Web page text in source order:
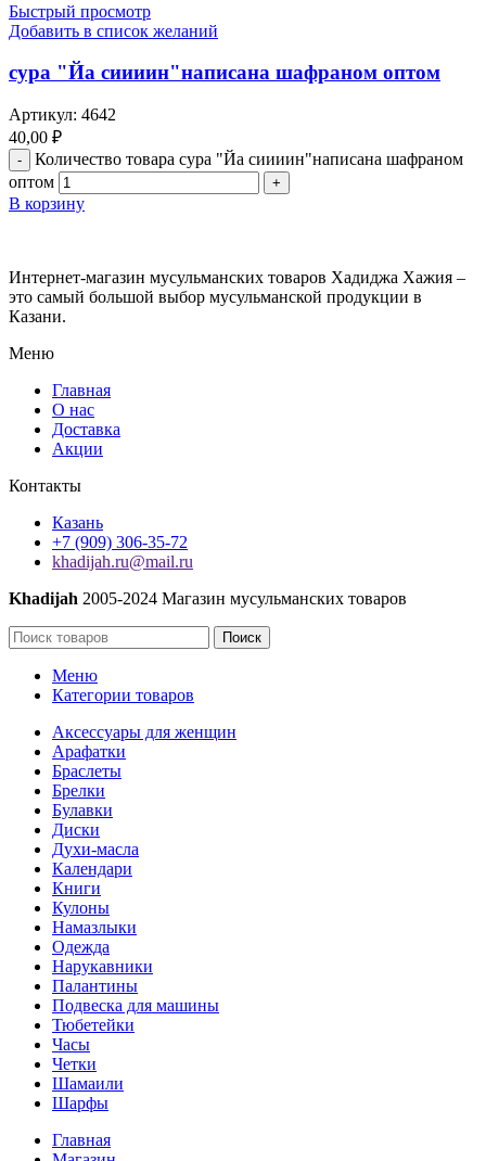
Быстрый просмотр
Добавить в список желаний
сура "Йа сиииин"написана шафраном оптом
Артикул: 4642
40,00 ₽
Количество товара сура "Йа сиииин"написана шафраном
оптом
В корзину
Интернет-магазин мусульманских товаров Хадиджа Хажия –
это самый большой выбор мусульманской продукции в
Казани.
Меню
Главная
О нас
Доставка
Акции
Контакты
Казань
+7 (909) 306-35-72
khadijah.ru@mail.ru
Khadijah 2005-2024 Магазин мусульманских товаров
Поиск
Меню
Категории товаров
Аксессуары для женщин
Арафатки
Браслеты
Брелки
Булавки
Диски
Духи-масла
Календари
Книги
Кулоны
Намазлыки
Одежда
Нарукавники
Палантины
Подвеска для машины
Тюбетейки
Часы
Четки
Шамаили
Шарфы
Главная